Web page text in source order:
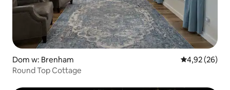
Dom w: Brenham Średnia
4,92 (26)
Round Top Cottage